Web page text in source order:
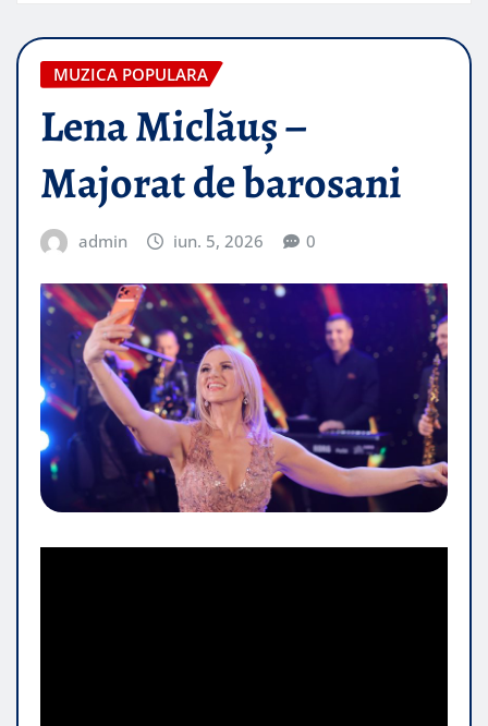
MUZICA POPULARA
Lena Miclăuș –
Majorat de barosani
admin iun. 5, 2026 0